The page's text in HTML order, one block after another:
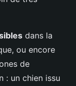
dans la
ou encore
de
: un chien issu